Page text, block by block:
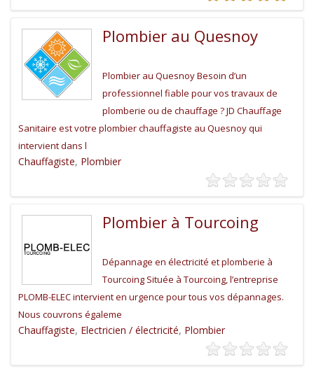
Plombier au Quesnoy
Plombier au Quesnoy Besoin d’un
professionnel fiable pour vos travaux de
plomberie ou de chauffage ? JD Chauffage
Sanitaire est votre plombier chauffagiste au Quesnoy qui
intervient dans l
Chauffagiste, Plombier
Plombier à Tourcoing
Dépannage en électricité et plomberie à
Tourcoing Située à Tourcoing, l’entreprise
PLOMB-ELEC intervient en urgence pour tous vos dépannages.
Nous couvrons égaleme
Chauffagiste, Electricien / électricité, Plombier